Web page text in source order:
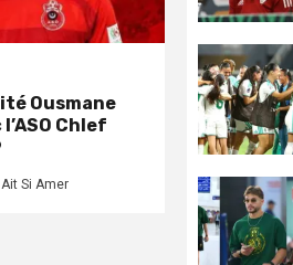
Ousmane
Chlef
Si Amer